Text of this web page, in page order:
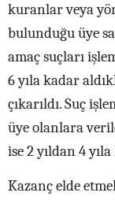
kuranlar veya
bulunduğu üye
amaç suçları
6 yıla kadar
çıkarıldı. Suç
üye olanlara
ise 2 yıldan 4
Kazanç elde